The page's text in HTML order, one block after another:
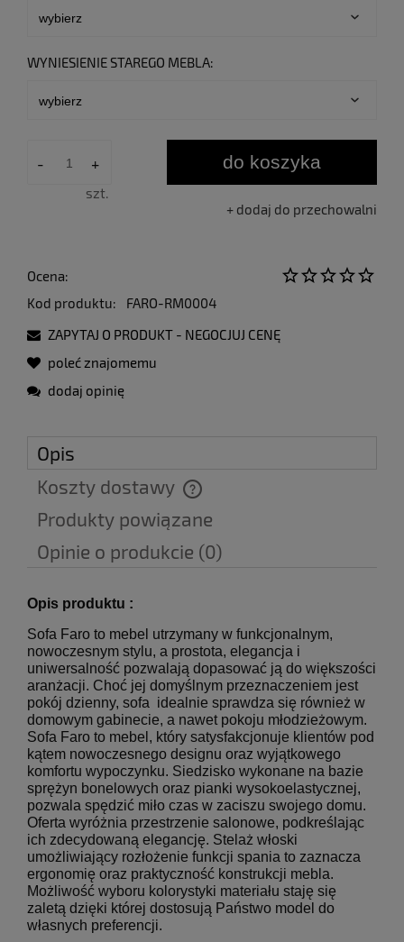
WYNIESIENIE STAREGO MEBLA:
- +
szt.
do koszyka
dodaj do przechowalni
Ocena:
Kod produktu:
FARO-RM0004
ZAPYTAJ O PRODUKT - NEGOCJUJ CENĘ
poleć znajomemu
dodaj opinię
Opis
Koszty dostawy
Cena nie zawiera ewentualnych kosztów płatności
Produkty powiązane
Opinie o produkcie (0)
Opis produktu :
Sofa Faro to mebel utrzymany w funkcjonalnym,
nowoczesnym stylu, a prostota, elegancja i
uniwersalność pozwalają dopasować ją do większości
aranżacji. Choć jej domyślnym przeznaczeniem jest
pokój dzienny, sofa idealnie sprawdza się również w
domowym gabinecie, a nawet pokoju młodzieżowym.
Sofa Faro to mebel, który satysfakcjonuje klientów pod
kątem nowoczesnego designu oraz wyjątkowego
komfortu wypoczynku. Siedzisko wykonane na bazie
sprężyn bonelowych oraz pianki wysokoelastycznej,
pozwala spędzić miło czas w zaciszu swojego domu.
Oferta wyróżnia przestrzenie salonowe, podkreślając
ich zdecydowaną elegancję. Stelaż włoski
umożliwiający rozłożenie funkcji spania to zaznacza
ergonomię oraz praktyczność konstrukcji mebla.
Możliwość wyboru kolorystyki materiału staję się
zaletą dzięki której dostosują Państwo model do
własnych preferencji.